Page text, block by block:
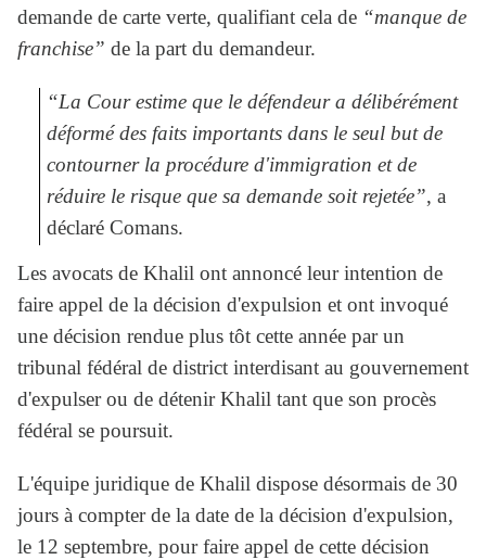
demande de carte verte, qualifiant cela de “manque de
franchise” de la part du demandeur.
“La Cour estime que le défendeur a délibérément
déformé des faits importants dans le seul but de
contourner la procédure d'immigration et de
réduire le risque que sa demande soit rejetée”, a
déclaré Comans.
Les avocats de Khalil ont annoncé leur intention de
faire appel de la décision d'expulsion et ont invoqué
une décision rendue plus tôt cette année par un
tribunal fédéral de district interdisant au gouvernement
d'expulser ou de détenir Khalil tant que son procès
fédéral se poursuit.
L'équipe juridique de Khalil dispose désormais de 30
jours à compter de la date de la décision d'expulsion,
le 12 septembre, pour faire appel de cette décision